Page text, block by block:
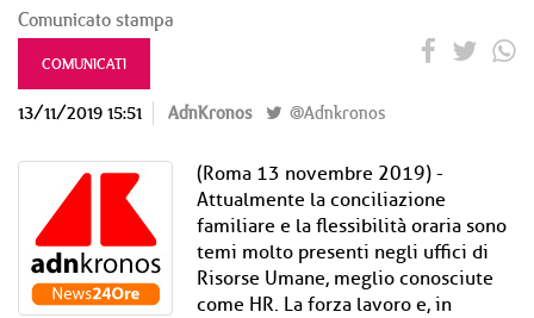
Comunicato stampa
COMUNICATI
13/11/2019 15:51 AdnKronos @Adnkronos
(Roma 13 novembre 2019) -
Attualmente la conciliazione
familiare e la flessibilità oraria sono
temi molto presenti negli uffici di
Risorse Umane, meglio conosciute
come HR. La forza lavoro e, in